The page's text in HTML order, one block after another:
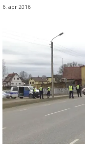
6. apr 2016